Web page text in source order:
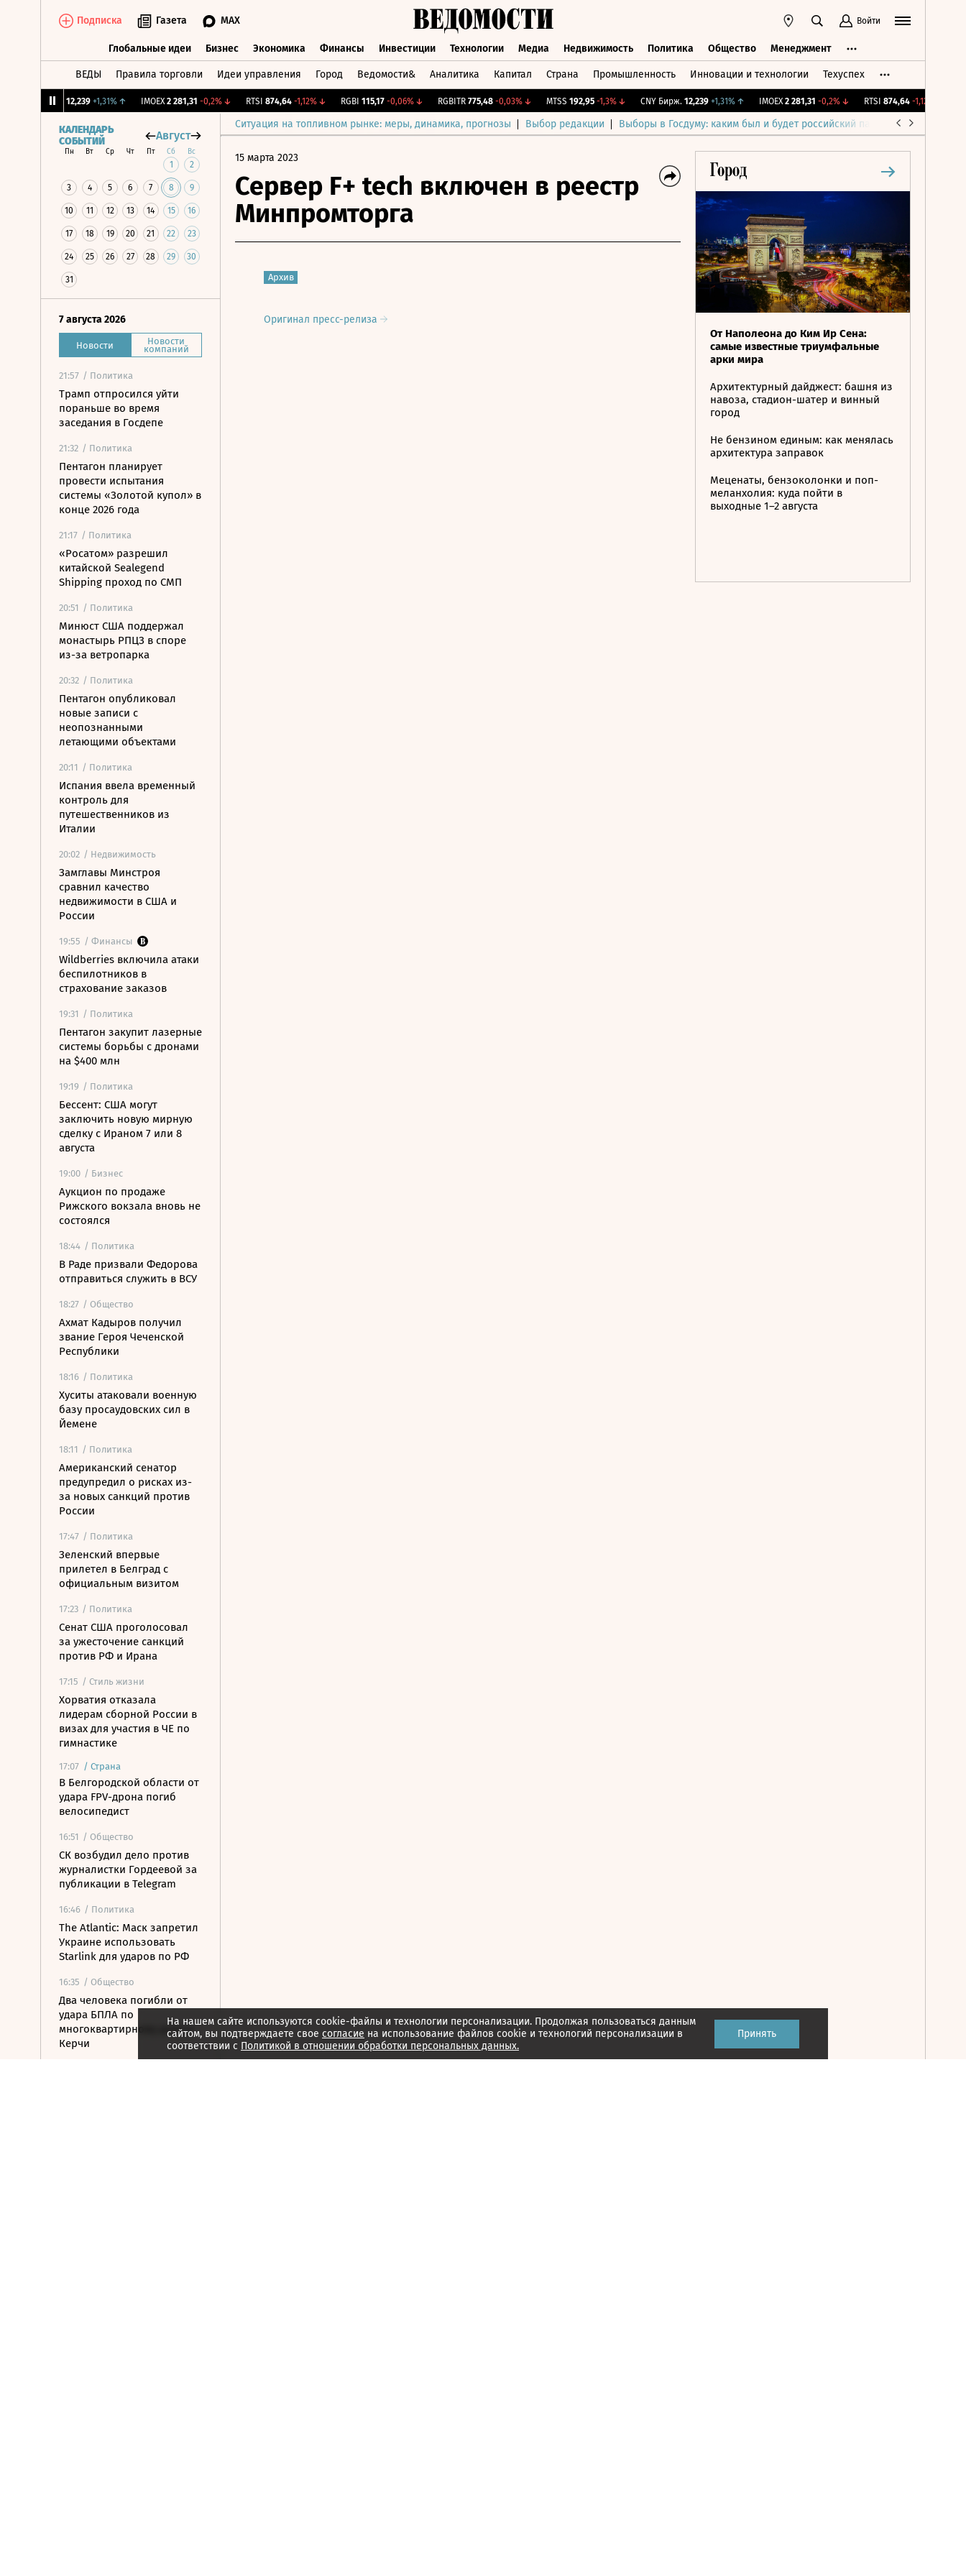
Подписка Газета MAX Войти
Глобальные идеи Бизнес Экономика Финансы Инвестиции Технологии Медиа Недвижимость Политика Общество Менеджмент
ВЕДЫ Правила торговли Идеи управления Город Ведомости& Аналитика Капитал Страна Промышленность Инновации и технологии Техуспех
12,239 +1,31%↑ IMOEX 2 281,31 -0,2%↓ RTSI 874,64 -1,12%↓ RGBI 115,17 -0,06%↓ RGBITR 775,48 -0,03%↓ MTSS 192,95 -1,3%↓ CNY Бирж. 12,239 +1,31%↑ IMOEX 2 281,31 -0,2%↓ RTSI 874,64 -1,12%↓
Ситуация на топливном рынке: меры, динамика, прогнозы Выбор редакции Выборы в Госдуму: каким был и будет российский парламент
КАЛЕНДАРЬ
СОБЫТИЙ
Август
Пн Вт Ср Чт Пт Сб Вс
1 2
3 4 5 6 7 8 9
10 11 12 13 14 15 16
17 18 19 20 21 22 23
24 25 26 27 28 29 30
31
7 августа 2026
Новости Новости
компаний
21:57 / Политика
Трамп отпросился уйти
пораньше во время
заседания в Госдепе
21:32 / Политика
Пентагон планирует
провести испытания
системы «Золотой купол» в
конце 2026 года
21:17 / Политика
«Росатом» разрешил
китайской Sealegend
Shipping проход по СМП
20:51 / Политика
Минюст США поддержал
монастырь РПЦЗ в споре
из-за ветропарка
20:32 / Политика
Пентагон опубликовал
новые записи с
неопознанными
летающими объектами
20:11 / Политика
Испания ввела временный
контроль для
путешественников из
Италии
20:02 / Недвижимость
Замглавы Минстроя
сравнил качество
недвижимости в США и
России
19:55 / Финансы
Wildberries включила атаки
беспилотников в
страхование заказов
19:31 / Политика
Пентагон закупит лазерные
системы борьбы с дронами
на $400 млн
19:19 / Политика
Бессент: США могут
заключить новую мирную
сделку с Ираном 7 или 8
августа
19:00 / Бизнес
Аукцион по продаже
Рижского вокзала вновь не
состоялся
18:44 / Политика
В Раде призвали Федорова
отправиться служить в ВСУ
18:27 / Общество
Ахмат Кадыров получил
звание Героя Чеченской
Республики
18:16 / Политика
Хуситы атаковали военную
базу просаудовских сил в
Йемене
18:11 / Политика
Американский сенатор
предупредил о рисках из-
за новых санкций против
России
17:47 / Политика
Зеленский впервые
прилетел в Белград с
официальным визитом
17:23 / Политика
Сенат США проголосовал
за ужесточение санкций
против РФ и Ирана
17:15 / Стиль жизни
Хорватия отказала
лидерам сборной России в
визах для участия в ЧЕ по
гимнастике
17:07 / Страна
В Белгородской области от
удара FPV-дрона погиб
велосипедист
16:51 / Общество
СК возбудил дело против
журналистки Гордеевой за
публикации в Telegram
16:46 / Политика
The Atlantic: Маск запретил
Украине использовать
Starlink для ударов по РФ
16:35 / Общество
Два человека погибли от
удара БПЛА по
многоквартирному дому в
Керчи
15 марта 2023
Сервер F+ tech включен в реестр
Минпромторга
Архив
Оригинал пресс-релиза
От Наполеона до Ким Ир Сена:
самые известные триумфальные
арки мира
Архитектурный дайджест: башня из
навоза, стадион-шатер и винный
город
Не бензином единым: как менялась
архитектура заправок
Меценаты, бензоколонки и поп-
меланхолия: куда пойти в
выходные 1–2 августа
На нашем сайте используются cookie-файлы и технологии персонализации. Продолжая пользоваться данным
сайтом, вы подтверждаете свое согласие на использование файлов cookie и технологий персонализации в
соответствии с Политикой в отношении обработки персональных данных.
Принять